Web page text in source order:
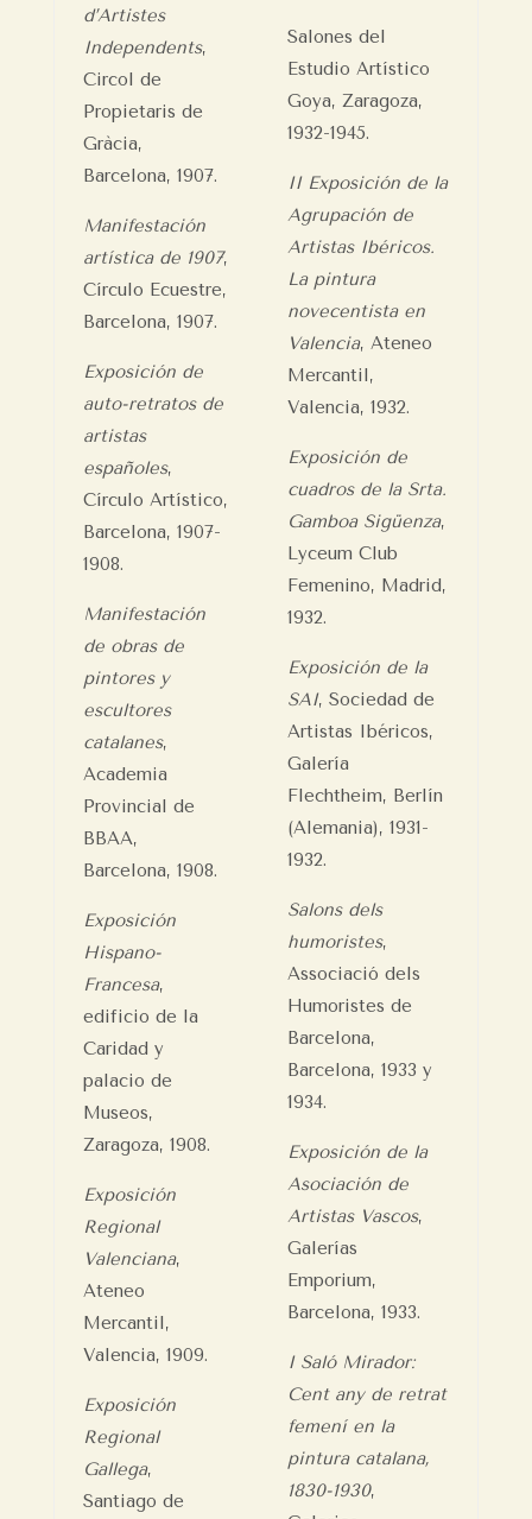
d’Artistes
Independents,
Circol de
Propietaris de
Gràcia,
Barcelona, 1907.
Manifestación
artística de 1907,
Círculo Ecuestre,
Barcelona, 1907.
Exposición de
auto-retratos de
artistas
españoles,
Círculo Artístico,
Barcelona, 1907-
1908.
Manifestación
de obras de
pintores y
escultores
catalanes,
Academia
Provincial de
BBAA,
Barcelona, 1908.
Exposición
Hispano-
Francesa,
edificio de la
Caridad y
palacio de
Museos,
Zaragoza, 1908.
Exposición
Regional
Valenciana,
Ateneo
Mercantil,
Valencia, 1909.
Exposición
Regional
Gallega,
Santiago de
Salones del
Estudio Artístico
Goya, Zaragoza,
1932-1945.
II Exposición de la
Agrupación de
Artistas Ibéricos.
La pintura
novecentista en
Valencia, Ateneo
Mercantil,
Valencia, 1932.
Exposición de
cuadros de la Srta.
Gamboa Sigüenza,
Lyceum Club
Femenino, Madrid,
1932.
Exposición de la
SAI, Sociedad de
Artistas Ibéricos,
Galería
Flechtheim, Berlín
(Alemania), 1931-
1932.
Salons dels
humoristes,
Associació dels
Humoristes de
Barcelona,
Barcelona, 1933 y
1934.
Exposición de la
Asociación de
Artistas Vascos,
Galerías
Emporium,
Barcelona, 1933.
I Saló Mirador:
Cent any de retrat
femení en la
pintura catalana,
1830-1930,